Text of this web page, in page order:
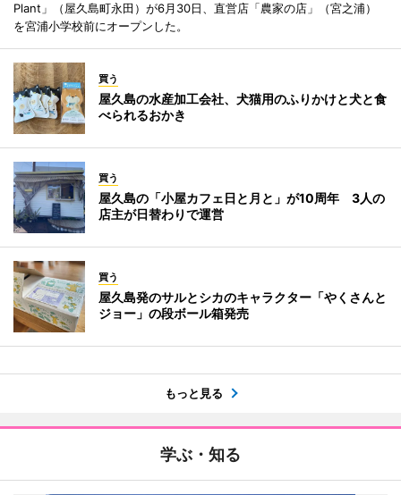
Plant」（屋久島町永田）が6月30日、直営店「農家の店」（宮之浦）
を宮浦小学校前にオープンした。
買う
屋久島の水産加工会社、犬猫用のふりかけと犬と食
べられるおかき
買う
屋久島の「小屋カフェ日と月と」が10周年 3人の
店主が日替わりで運営
買う
屋久島発のサルとシカのキャラクター「やくさんと
ジョー」の段ボール箱発売
もっと見る
学ぶ・知る